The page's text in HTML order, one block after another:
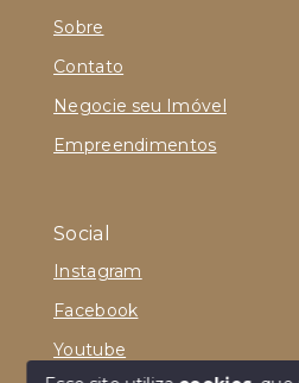
Sobre
Contato
Negocie seu Imóvel
Empreendimentos
Social
Instagram
Facebook
Youtube